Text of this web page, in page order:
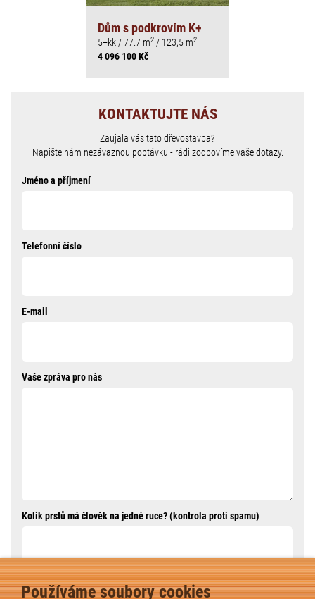
Používáme soubory cookies
Dům s podkrovím K+
5+kk / 77.7 m2/ 123,5 m2
4 096 100 Kč
KONTAKTUJTE NÁS
Zaujala vás tato dřevostavba?
Napište nám nezávaznou poptávku - rádi zodpovíme vaše dotazy.
Jméno a příjmení
Telefonní číslo
E-mail
Vaše zpráva pro nás
Kolik prstů má člověk na jedné ruce? (kontrola proti spamu)